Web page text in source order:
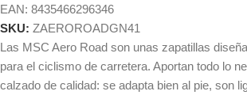
EAN: 8435466296346
SKU: ZAEROROADGN41
Las MSC Aero Road son unas zapatillas
para el ciclismo de carretera. Aportan todo lo
calzado de calidad: se adapta bien al pie, son